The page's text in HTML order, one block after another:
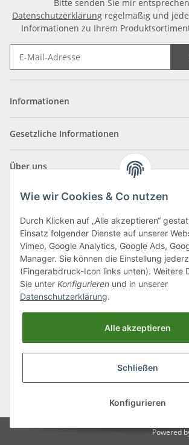
Bitte senden Sie mir
Datenschutzerklärung regelmäßig und
Informationen zu Ihrem
Informationen
Gesetzliche Informationen
Über uns
Klagenfurter Straße 29
9556 Liebenfels
Montag bis Donnerstag: 8:00 bis 16:30 Uhr
Freitag: 8:00 bis 12:00 Uhr
Tel.:0043 (0) 4262 50900
office@cncshop.at
* Alle Preise inkl. gesetzlicher USt., zzgl.Versand, zzgl.
Powered
Wie wir Cookies & Co nutzen
Durch Klicken auf „Alle akzeptieren“
Einsatz folgender Dienste auf unserer
Vimeo, Google Analytics, Google Ads,
Manager. Sie können die Einstellung
(Fingerabdruck-Icon links unten). Weitere
Sie unter Konfigurieren und in unserer
Datenschutzerklärung.
Alle akzeptieren
Schließen
Konfigurieren